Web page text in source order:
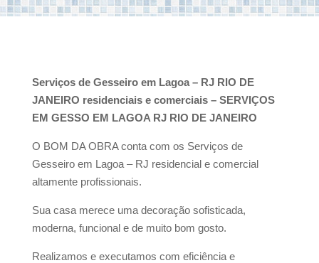
Serviços de Gesseiro em Lagoa – RJ RIO DE
JANEIRO residenciais e comerciais – SERVIÇOS
EM GESSO EM LAGOA RJ RIO DE JANEIRO
O BOM DA OBRA conta com os Serviços de
Gesseiro em Lagoa – RJ residencial e comercial
altamente profissionais.
Sua casa merece uma decoração sofisticada,
moderna, funcional e de muito bom gosto.
Realizamos e executamos com eficiência e